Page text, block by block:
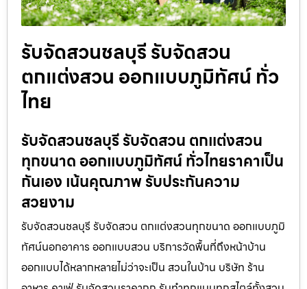
รับจัดสวนชลบุรี รับจัดสวน
ตกแต่งสวน ออกแบบภูมิทัศน์ ทั่ว
ไทย
รับจัดสวนชลบุรี รับจัดสวน ตกแต่งสวน
ทุกขนาด ออกแบบภูมิทัศน์ ทั่วไทยราคาเป็น
กันเอง เน้นคุณภาพ รับประกันความ
สวยงาม
รับจัดสวนชลบุรี รับจัดสวน ตกแต่งสวนทุกขนาด ออกแบบภูมิ
ทัศน์นอกอาคาร ออกแบบสวน บริการวัดพื้นที่ถึงหน้าบ้าน
ออกแบบได้หลากหลายไม่ว่าจะเป็น สวนในบ้าน บริษัท ร้าน